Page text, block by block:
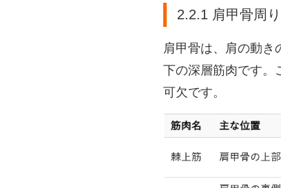
2.2.1 肩甲骨周
肩甲骨は、肩の動き
下の深層筋肉です。
可欠です。